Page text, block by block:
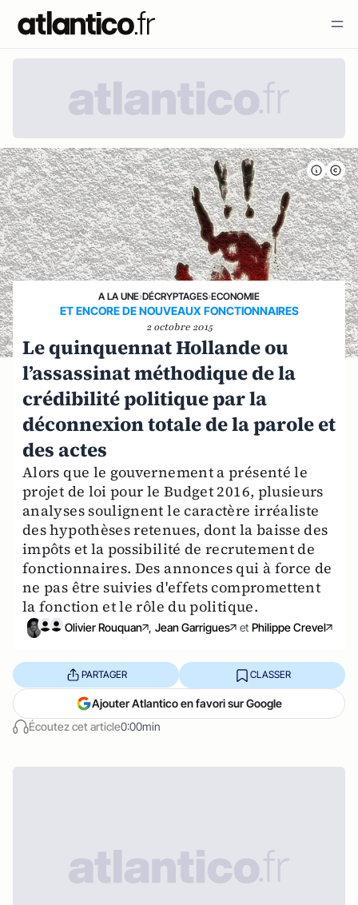
A LA UNE›DÉCRYPTAGES›ECONOMIE
ET ENCORE DE NOUVEAUX FONCTIONNAIRES
2 octobre 2015
Le quinquennat Hollande ou
l’assassinat méthodique de la
crédibilité politique par la
déconnexion totale de la parole et
des actes
Alors que le gouvernement a présenté le
projet de loi pour le Budget 2016, plusieurs
analyses soulignent le caractère irréaliste
des hypothèses retenues, dont la baisse des
impôts et la possibilité de recrutement de
fonctionnaires. Des annonces qui à force de
ne pas être suivies d'effets compromettent
la fonction et le rôle du politique.
Olivier Rouquan , Jean Garrigues et Philippe Crevel
Écoutez cet article0:00min
PARTAGER CLASSER
Ajouter Atlantico en favori sur Google